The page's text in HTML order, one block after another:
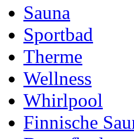
Sauna
Sportbad
Therme
Wellness
Whirlpool
Finnische